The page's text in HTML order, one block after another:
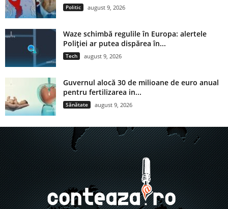
Politic august 9, 2026
Waze schimbă regulile în Europa: alertele
Poliției ar putea dispărea în...
Tech august 9, 2026
Guvernul alocă 30 de milioane de euro anual
pentru fertilizarea in...
Sănătate august 9, 2026